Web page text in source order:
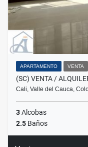
APARTAMENTO VENTA
(SC) VENTA /
Cali, Valle del Cauca,
3Alcobas
2.5 Baños